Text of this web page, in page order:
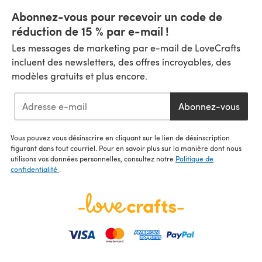
Abonnez-vous pour recevoir un code de
réduction de 15 % par e-mail !
Les messages de marketing par e-mail de LoveCrafts
incluent des newsletters, des offres incroyables, des
modèles gratuits et plus encore.
Abonnez-vous
Vous pouvez vous désinscrire en cliquant sur le lien de désinscription
figurant dans tout courriel. Pour en savoir plus sur la manière dont nous
utilisons vos données personnelles, consultez notre Politique de
confidentialité